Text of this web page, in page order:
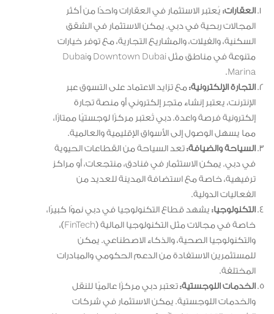
العقارات: يُعتبر الاستثمار في العقارات واحدًا من أكثر
المجالات ربحية في دبي. يمكن الاستثمار في الشقق
السكنية، والفيلات، والمشاريع التجارية، مع توفر خيارات
متنوعة في مناطق مثل Downtown Dubai وDubai
Marina.
التجارة الإلكترونية:مع تزايد الاعتماد على التسوق عبر
الإنترنت، يعتبر إنشاء متجر إلكتروني أو منصة تجارة
إلكترونية فرصة واعدة. دبي تُعتبر مركزًا لوجستيًا ممتازًا،
مما يسهل الوصول إلى الأسواق الإقليمية والعالمية.
السياحة والضيافة:تعد السياحة من القطاعات الحيوية
في دبي. يمكن الاستثمار في فنادق، منتجعات، أو مراكز
ترفيهية، خاصة مع استضافة المدينة للعديد من
الفعاليات الدولية.
التكنولوجيا: يشهد قطاع التكنولوجيا في دبي نموًا كبيرًا،
خاصة في مجالات مثل التكنولوجيا المالية (FinTech)،
والتكنولوجيا الصحية، والذكاء الاصطناعي. يمكن
للمستثمرين الاستفادة من الدعم الحكومي والمبادرات
المختلفة.
الخدمات اللوجستية:تعتبر دبي مركزًا عالميًا للنقل
والخدمات اللوجستية. يمكن الاستثمار في شركات